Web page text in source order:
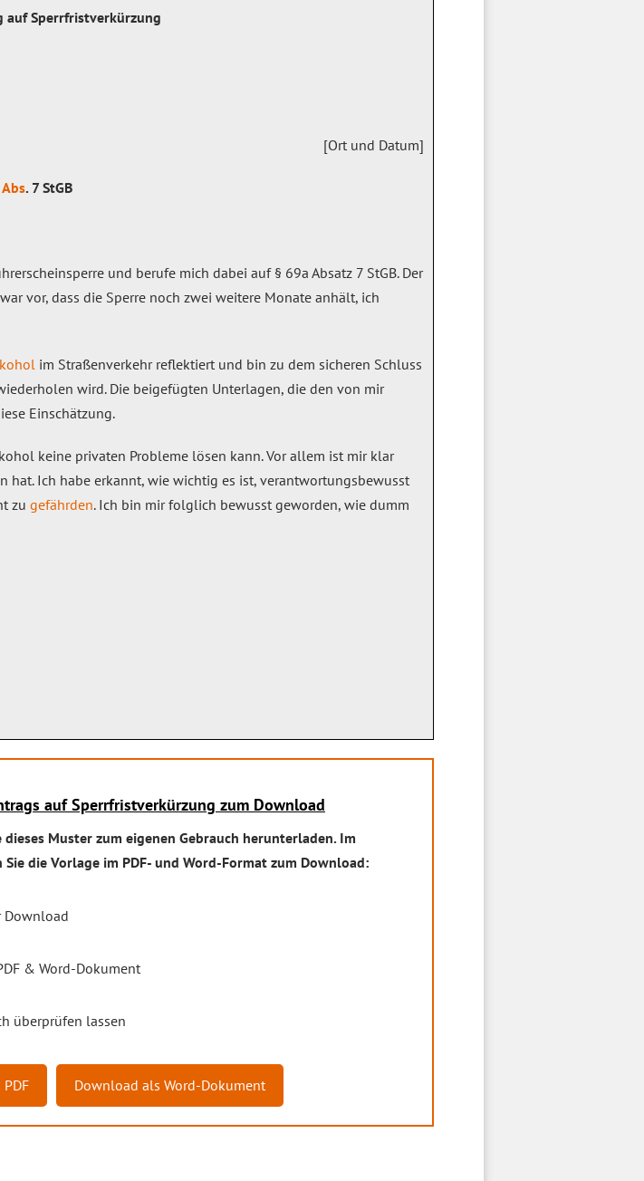
auf Sperrfristverkürzung
[Ort und Datum]
Abs. 7 StGB
und berufe mich dabei auf § 69a Absatz 7 StGB. Der
vor, dass die Sperre noch zwei weitere Monate anhält, ich
im Straßenverkehr reflektiert und bin zu dem sicheren Schluss
wird. Die beigefügten Unterlagen, die den von mir
Einschätzung.
keine privaten Probleme lösen kann. Vor allem ist mir klar
hat. Ich habe erkannt, wie wichtig es ist, verantwortungsbewusst
zu gefährden. Ich bin mir folglich bewusst geworden, wie dumm
auf Sperrfristverkürzung zum Download
dieses Muster zum eigenen Gebrauch herunterladen. Im
die Vorlage im PDF- und Word-Format zum Download:
Download
& Word-Dokument
überprüfen lassen
Download als Word-Dokument